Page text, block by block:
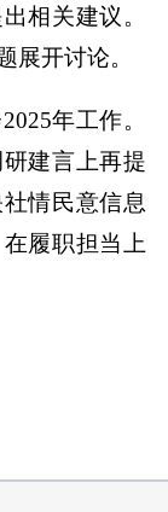
相关建议。
展开讨论。
年工作。
建言上再提
情民意信息
履职担当上